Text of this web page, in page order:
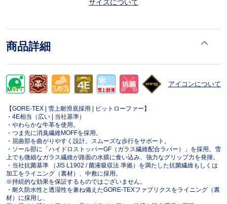
サイズについて
商品詳細
アイコンについて
【GORE-TEX | 雪上耐滑底採用 | ビットローファー】
・4E相当（広い | 当社基準）
・やわらかな牛革を使用。
・つま先に消臭繊維MOFFを採用。
・屈曲部を曲がりやすく設計。スムーズな歩行をサポート。
・ソール部に「ハイドロストッパーGF（ガラス繊維配合ラバー）」を採用。雪
上でも微細なガラス繊維が路面の水膜に食い込み、強力なグリップ力を発揮。
・当社抗菌基準 （JIS L1902 / 菌液吸収法 準拠）を満たした抗菌繊維もしくは
加工をライニング（裏材）、中敷に採用。
※持続的な効果を保証するものではございません。
・耐久防水性と透湿性を兼ね備えたGORE-TEXファブリクスをライニング（裏
材）に採用し、